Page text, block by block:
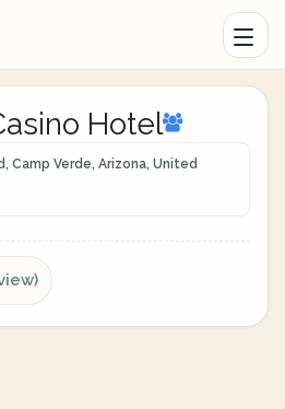
Hotel
Camp Verde, Arizona, United